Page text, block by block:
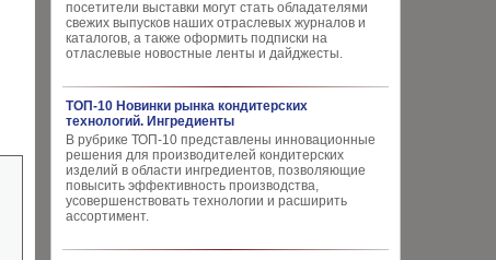
посетители выставки могут стать обладателями
свежих выпусков наших отраслевых журналов и
каталогов, а также оформить подписки на
отласлевые новостные ленты и дайджесты.
ТОП-10 Новинки рынка кондитерских
технологий. Ингредиенты
В рубрике ТОП-10 представлены инновационные
решения для производителей кондитерских
изделий в области ингредиентов, позволяющие
повысить эффективность производства,
усовершенствовать технологии и расширить
ассортимент.